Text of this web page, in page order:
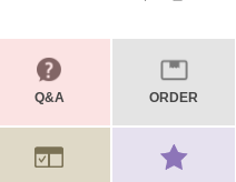
Q&A ORDER